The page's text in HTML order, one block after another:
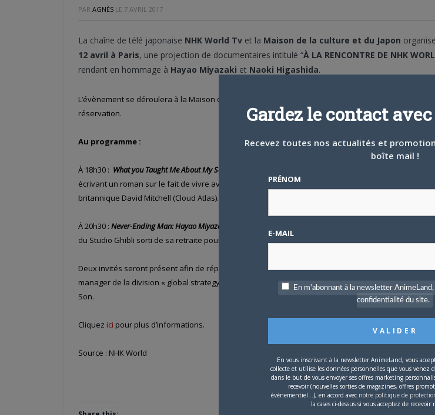
PAR AGNÈS LE 7 AVRIL 2017
La chaîne de télé japonaise NHK World Tv et la Maison de la culture et du Japon
12 avril à Paris, une projection de documentaires intitulé “À LA RENCONTRE DE NHK
rendant en hommage à Hayao Miyazaki et Naoki Higashida.
L’évènement se déroulera à la Maison de la Culture et du Japon. De plus, l’entrée est libre
réservation.
Au programme :
À 18h30 : What you Taught Me About My Son,
écrivant un roman sur le fait de vivre avec cette maladie. Tout le long de son projet, il a été
britannique David Mitchell (Cloud Atlas).
À 20h30 : Never-Ending Man: Hayao Miyazaki
du Studio Ghibli sorti de sa retraite pour réaliser son premier film en 3D.
Deux invités seront présent afin de répondre aux questions du public. Il s’agit deMiwako
manager de la division « global strategy » de NHK et Takuya Maruyama, réalisateur de
What you
Son.
Cliquez ici pour plus d’informations.
Source : NHK World
Gardez le contact
Recevez toutes nos actualités et
boîte mail !
PRÉNOM
E-MAIL
En m'abonnant à la newsletter
confidentialité du site.
En vous inscrivant à la newsletter AnimeLand, vous
collecte et utilise les données personnelles que vous venez
dans le but de vous envoyer ses offres marketing
recevoir (nouvelles sorties de magazines, offres
événementiel...), en accord avec notre politique de
la cases ci-dessus si vous acceptez de